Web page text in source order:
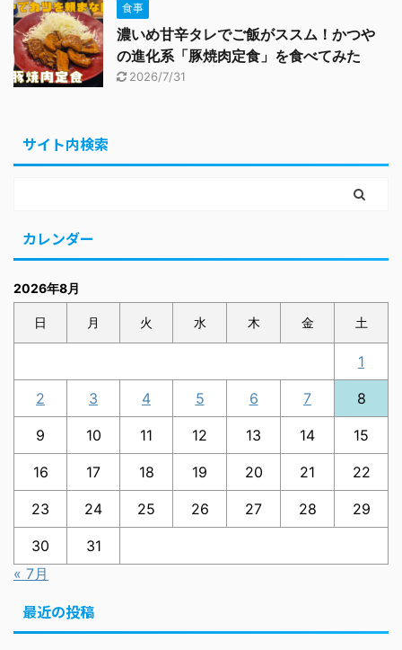
食事
濃いめ甘辛タレでご飯がススム！かつや
の進化系「豚焼肉定食」を食べてみた
2026/7/31
サイト内検索
カレンダー
2026年8月
日 月 火 水 木 金 土
1
2 3 4 5 6 7 8
9 10 11 12 13 14 15
16 17 18 19 20 21 22
23 24 25 26 27 28 29
30
31
« 7月
最近の投稿